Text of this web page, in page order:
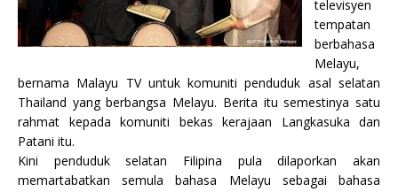
televisyen
tempatan
berbahasa
Melayu,
bernama Malayu TV untuk komuniti penduduk asal selatan
Thailand yang berbangsa Melayu. Berita itu semestinya satu
rahmat kepada komuniti bekas kerajaan Langkasuka dan
Patani itu.
Kini penduduk selatan Filipina pula dilaporkan akan
memartabatkan semula bahasa Melayu sebagai bahasa